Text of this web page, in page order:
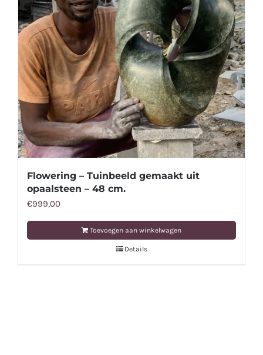
Flowering – Tuinbeeld gemaakt uit
opaalsteen – 48 cm.
€999,00
Toevoegen aan winkelwagen
Details